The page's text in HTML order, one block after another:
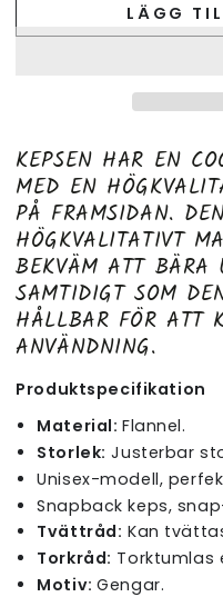
LÄGG
KEPSEN HAR EN
MED EN
PÅ FRAMSIDAN.
HÖGKVALITATIVT
BEKVÄM ATT BÄRA
SAMTIDIGT SOM
HÅLLBAR FÖR ATT
ANVÄNDNING.
Produktspecifikation
Material: Flannel.
Storlek: Justerbar
Unisex-modell,
Snapback keps,
Tvättråd: Kan
Torkråd: Torktumlas
Motiv:Gengar.